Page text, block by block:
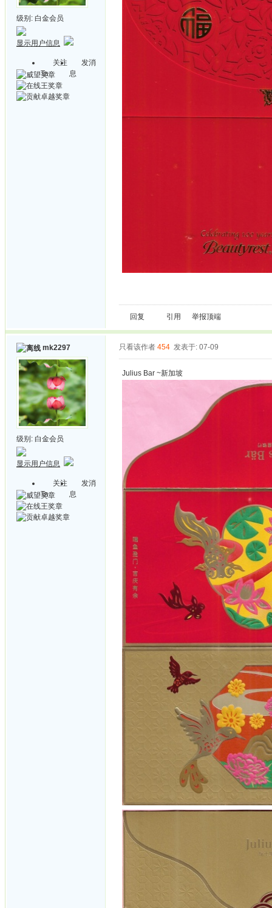
级别: 白金会员
显示用户信息
关注
Ta
发消
息
回复 引用 举报顶端
mk2297
级别: 白金会员
显示用户信息
关注
Ta
发消
息
只看该作者 454 发表于: 07-09
Julius Bar ~新加坡